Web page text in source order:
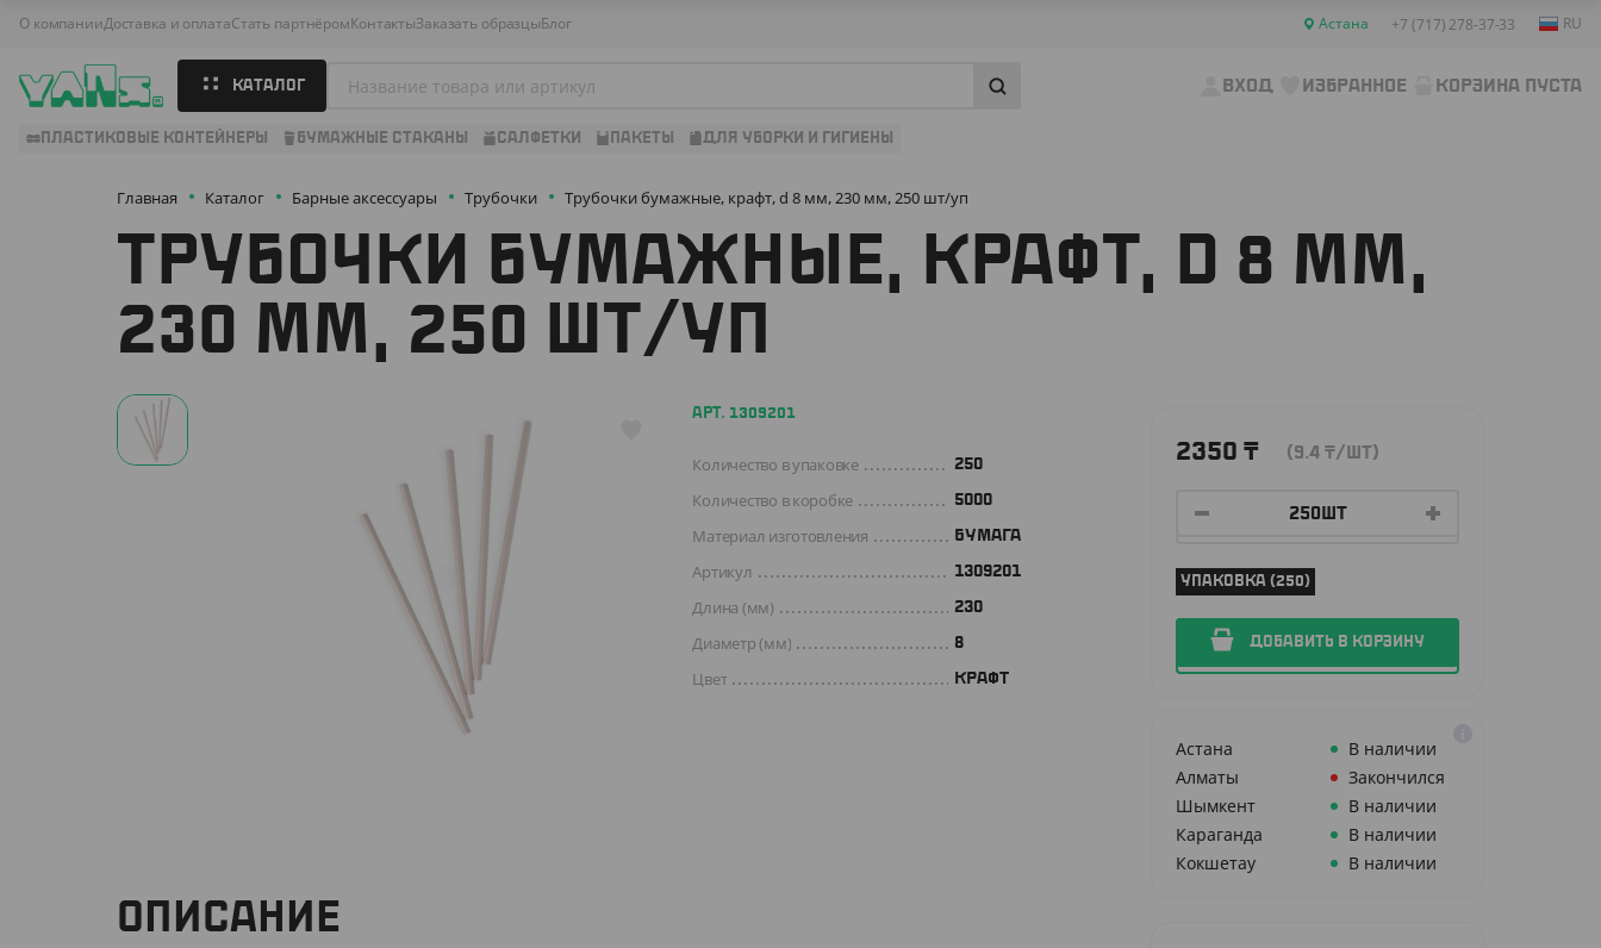
О компанииДоставка и оплатаСтать партнёромКонтактыЗаказать образцыБлог Астана +7 (717) 278-37-33 RU
КАТАЛОГ ВХОД ИЗБРАННОЕ КОРЗИНА ПУСТА
ПЛАСТИКОВЫЕ КОНТЕЙНЕРЫ БУМАЖНЫЕ СТАКАНЫ САЛФЕТКИ ПАКЕТЫ ДЛЯ УБОРКИ И ГИГИЕНЫ
Главная Каталог Барные аксессуары Трубочки Трубочки бумажные, крафт, d 8 мм, 230 мм, 250 шт/уп
ТРУБОЧКИ БУМАЖНЫЕ, КРАФТ, D 8 ММ,
230 ММ, 250 ШТ/УП
2350 ₸ (9.4 ₸/ШТ)
УПАКОВКА (250)
ДОБАВИТЬ В КОРЗИНУ
Астана
В наличии
Алматы
Закончился
Шымкент
В наличии
Караганда
В наличии
Кокшетау
В наличии
АРТ. 1309201
Количество в упаковке 250
Количество в коробке 5000
Материал изготовления БУМАГА
Артикул 1309201
Длина (мм) 230
Диаметр (мм) 8
Цвет КРАФТ
ОПИСАНИЕ